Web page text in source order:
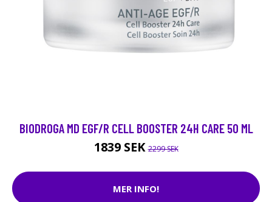
BIODROGA MD EGF/R CELL BOOSTER 24H CARE 50 ML
1839 SEK2299 SEK
MER INFO!